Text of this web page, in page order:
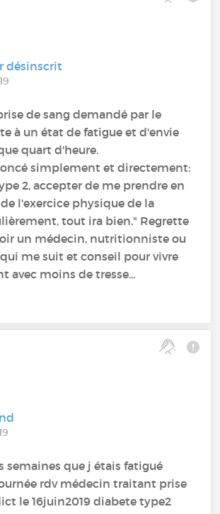
désinscrit
de sang demandé par le
à un état de fatigue et d'envie
quart d'heure.
simplement et directement:
2, accepter de me prendre en
l'exercice physique de la
tout ira bien." Regrette
un médecin, nutritionniste ou
me suit et conseil pour vivre
avec moins de tresse...
semaines que j étais fatigué
rdv médecin traitant prise
le 16juin2019 diabete type2